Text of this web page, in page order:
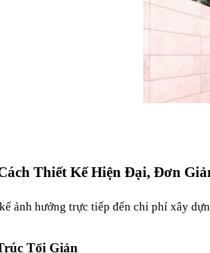
Thiết Kế Hiện Đại, Đơn
ảnh hưởng trực tiếp đến chi phí xây
Tối Giản